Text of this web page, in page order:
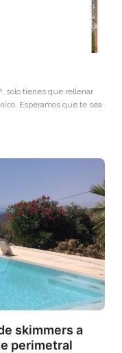
solo tienes que rellenar
Esperamos que te sea
skimmers a
perimetral